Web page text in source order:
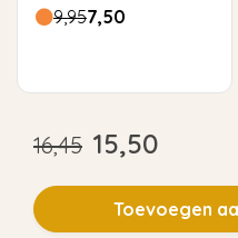
9,957,50
16,45 15,50
Toevoegen